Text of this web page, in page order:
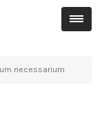
necessarium